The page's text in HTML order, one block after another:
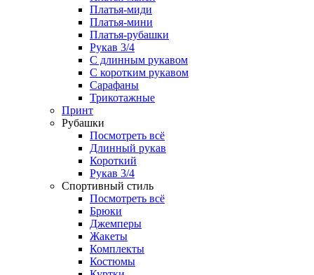
Платья-миди
Платья-мини
Платья-рубашки
Рукав 3/4
С длинным рукавом
С коротким рукавом
Сарафаны
Трикотажные
Принт
Рубашки
Посмотреть всё
Длинный рукав
Короткий
Рукав 3/4
Спортивный стиль
Посмотреть всё
Брюки
Джемперы
Жакеты
Комплекты
Костюмы